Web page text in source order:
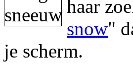
haar
snow"
je scherm.